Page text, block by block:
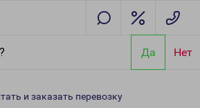
Да Нет
и заказать перевозку